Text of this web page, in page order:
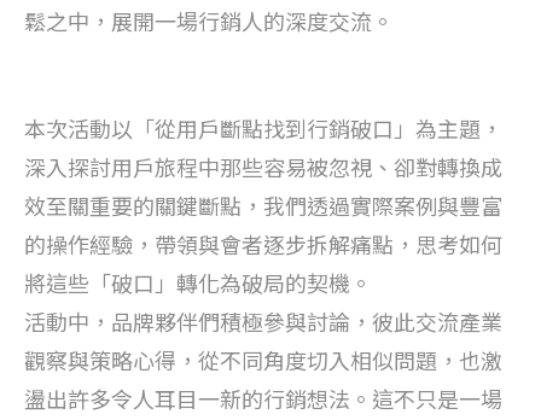
鬆之中，展開一場行銷人的深度交流。
本次活動以「從用戶斷點找到行銷破口」為主題，
深入探討用戶旅程中那些容易被忽視、卻對轉換成
效至關重要的關鍵斷點，我們透過實際案例與豐富
的操作經驗，帶領與會者逐步拆解痛點，思考如何
將這些「破口」轉化為破局的契機。
活動中，品牌夥伴們積極參與討論，彼此交流產業
觀察與策略心得，從不同角度切入相似問題，也激
盪出許多令人耳目一新的行銷想法。這不只是一場